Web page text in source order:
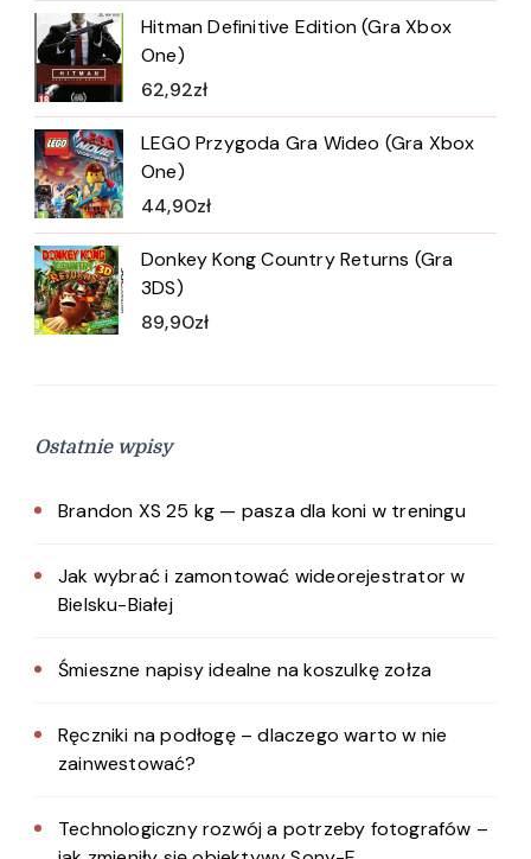
Hitman Definitive Edition (Gra Xbox
One)
62,92zł
LEGO Przygoda Gra Wideo (Gra Xbox
One)
44,90zł
Donkey Kong Country Returns (Gra
3DS)
89,90zł
Ostatnie wpisy
Brandon XS 25 kg — pasza dla koni w treningu
Jak wybrać i zamontować wideorejestrator w
Bielsku-Białej
Śmieszne napisy idealne na koszulkę zołza
Ręczniki na podłogę – dlaczego warto w nie
zainwestować?
Technologiczny rozwój a potrzeby fotografów –